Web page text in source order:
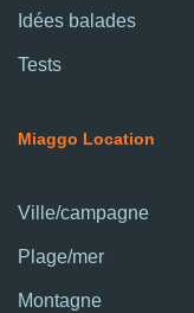
Idées balades
Tests
Miaggo Location
Ville/campagne
Plage/mer
Montagne